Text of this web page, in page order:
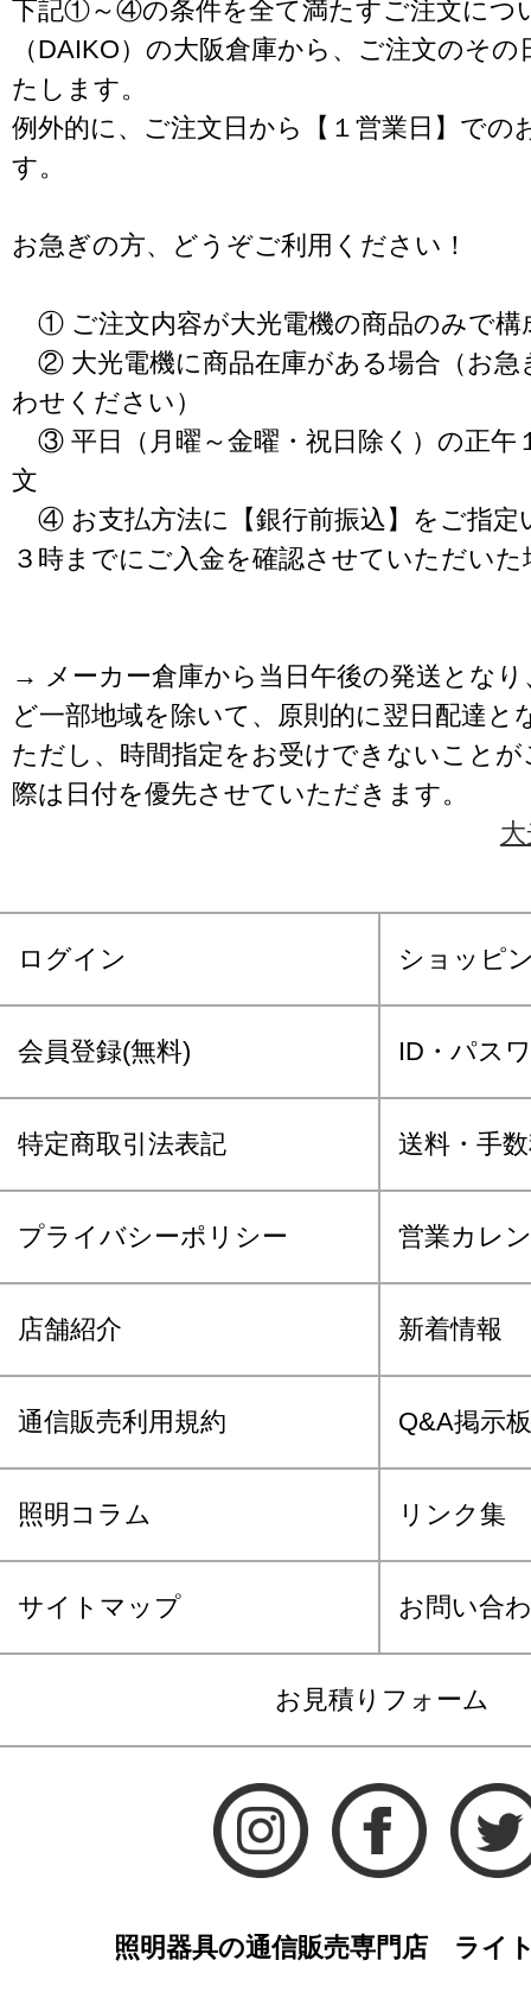
下記①～④の条件を全て満たすご注文につ
（DAIKO）の大阪倉庫から、ご注文のそ
たします。
例外的に、ご注文日から【１営業日】での
す。
お急ぎの方、どうぞご利用ください！
① ご注文内容が大光電機の商品のみで構
② 大光電機に商品在庫がある場合（お急
わせください）
③ 平日（月曜～金曜・祝日除く）の正午
文
④ お支払方法に【銀行前振込】をご指定
３時までにご入金を確認させていただいた
→ メーカー倉庫から当日午後の発送となり
ど一部地域を除いて、原則的に翌日配達と
ただし、時間指定をお受けできないこと
際は日付を優先させていただきます。
ログイン ショッピ
会員登録(無料) ID・パス
特定商取引法表記 送料・手
プライバシーポリシー 営業カレ
店舗紹介 新着情報
通信販売利用規約 Q&A掲示板
照明コラム リンク集
サイトマップ お問い合
お見積りフォーム
照明器具の通信販売専門店 ライ